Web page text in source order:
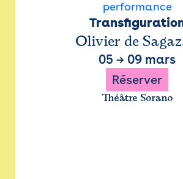
performance
Olivier de
05 → 09 mars
Réserver
Théâtre Sorano